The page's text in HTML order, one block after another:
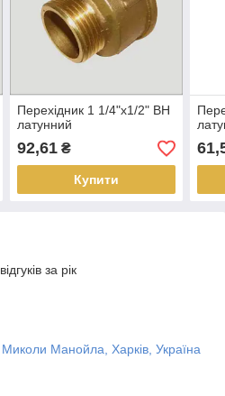
Перехідник 1 1/4"х1/2" ВН
латунний
92,61₴
Купити
за рік
Манойла, Харків, Україна